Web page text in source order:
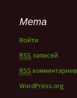
Мета
Войти
RSS записей
RSS комментариев
WordPress.org